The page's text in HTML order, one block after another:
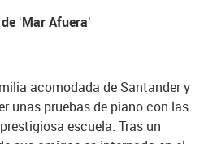
‘Mar Afuera’
acomodada de Santander y
unas pruebas de piano con las
escuela. Tras un